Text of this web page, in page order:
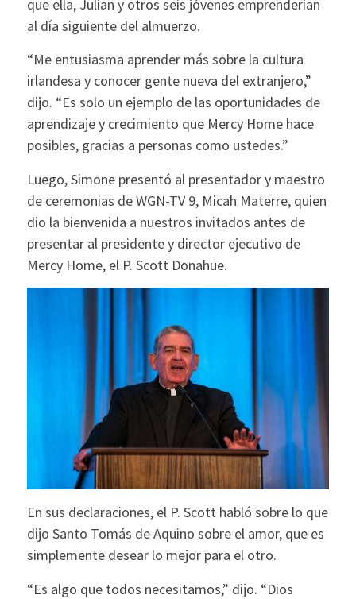
que ella, Julian y otros seis jóvenes emprenderían
al día siguiente del almuerzo.
“Me entusiasma aprender más sobre la cultura
irlandesa y conocer gente nueva del extranjero,”
dijo. “Es solo un ejemplo de las oportunidades de
aprendizaje y crecimiento que Mercy Home hace
posibles, gracias a personas como ustedes.”
Luego, Simone presentó al presentador y maestro
de ceremonias de WGN-TV 9, Micah Materre, quien
dio la bienvenida a nuestros invitados antes de
presentar al presidente y director ejecutivo de
Mercy Home, el P. Scott Donahue.
En sus declaraciones, el P. Scott habló sobre lo que
dijo Santo Tomás de Aquino sobre el amor, que es
simplemente desear lo mejor para el otro.
“Es algo que todos necesitamos,” dijo. “Dios